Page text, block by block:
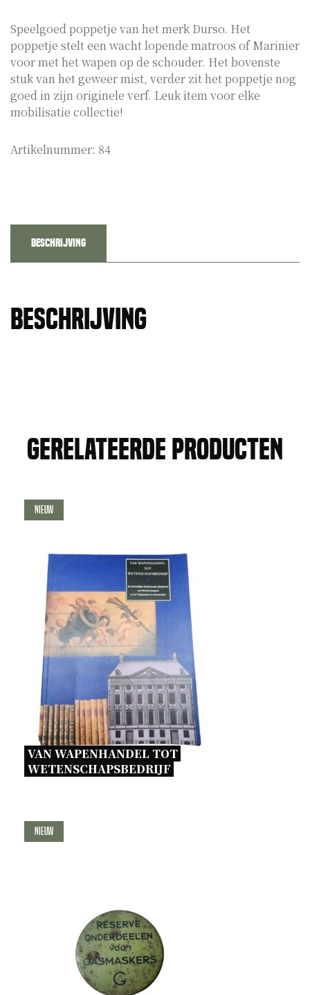
Speelgoed poppetje van het merk Durso. Het
poppetje stelt een wacht lopende matroos of Marinier
voor met het wapen op de schouder. Het bovenste
stuk van het geweer mist, verder zit het poppetje nog
goed in zijn originele verf. Leuk item voor elke
mobilisatie collectie!
Artikelnummer: 84
Beschrijving
Beschrijving
Gerelateerde producten
Nieuw
VAN WAPENHANDEL TOT
WETENSCHAPSBEDRIJF
Nieuw